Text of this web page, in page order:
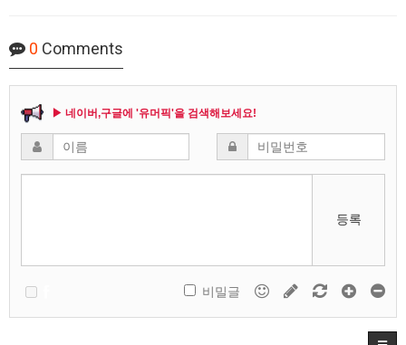
0 Comments
▶ 네이버,구글에 '유머픽'을 검색해보세요!
등록
비밀글